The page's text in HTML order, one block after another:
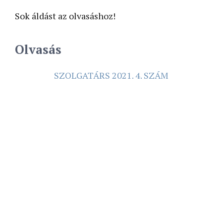
Sok áldást az olvasáshoz!
Olvasás
SZOLGATÁRS 2021. 4. SZÁM